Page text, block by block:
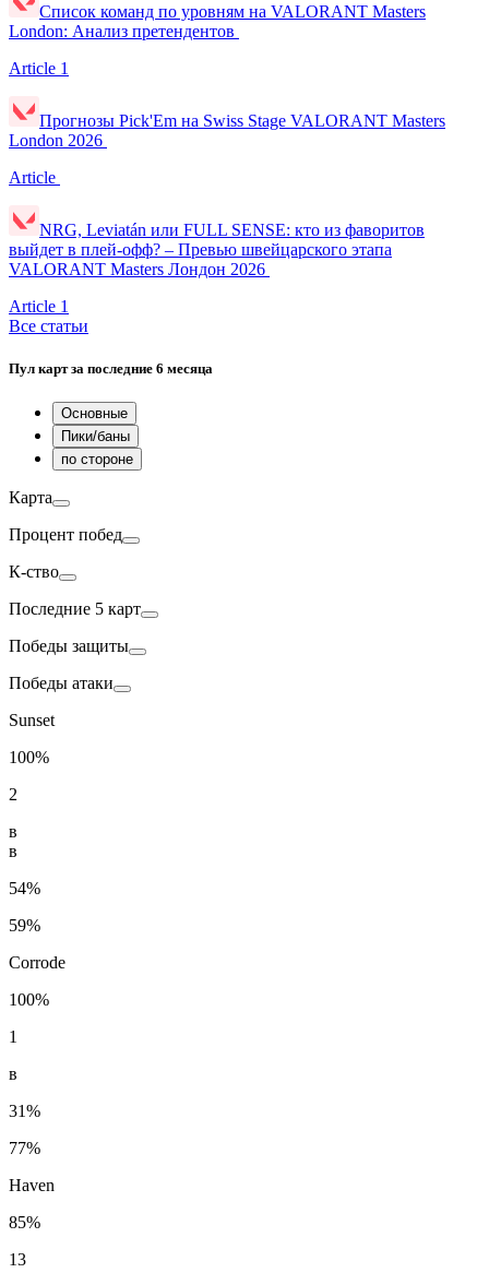
Список команд по уровням на VALORANT Masters
London: Анализ претендентов
Article 1
Прогнозы Pick'Em на Swiss Stage VALORANT Masters
London 2026
Article
NRG, Leviatán или FULL SENSE: кто из фаворитов
выйдет в плей-офф? – Превью швейцарского этапа
VALORANT Masters Лондон 2026
Article 1
Все статьи
Пул картза последние 6 месяца
Основные
Пики/баны
по стороне
Карта
Процент побед
К-ство
Последние 5 карт
Победы защиты
Победы атаки
Sunset
100%
2
в
в
54%
59%
Corrode
100%
1
в
31%
77%
Haven
85%
13